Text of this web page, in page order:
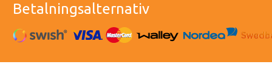
Betalningsalternativ